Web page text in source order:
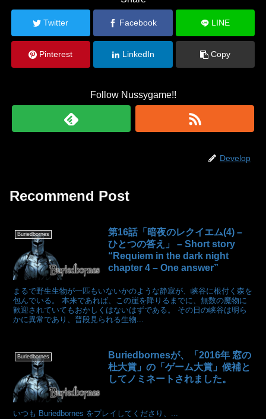
Twitter Facebook LINE
Pinterest LinkedIn Copy
Follow Nussygame!!
Develop
Recommend Post
Buriedbornes
第16話「暗夜のレクイエム(4) –
ひとつの答え」 – Short story
“Requiem in the dark night
chapter 4 – One answer”
まるで野生生物が一匹もいないかのような静寂が、峡谷に根付く森を
包んでいる。 本来であれば、この崖を降りるまでに、無数の魔物に
歓迎されていてもおかしくはないはずである。 その日の峡谷は明ら
かに異常であり、普段見られる生物...
Buriedbornes
Buriedbornesが、「2016年 窓の
杜大賞」の「ゲーム大賞」候補と
してノミネートされました。
いつも Buriedbornes をプレイしてくださり、...